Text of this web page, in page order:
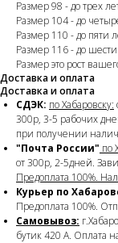
Размер 98 - до трех
Размер 104 - до
Размер 110 - до пяти
Размер 116 - до
Размер это рост
Доставка и оплата
Доставка и оплата
СДЭК: по Хабаровску:
300р, 3-5 рабочих
при получении
"Почта России" по
от 300р, 2-5дней.
Предоплата 100%.
Курьер по
Предоплата 100%.
Самовывоз:
бутик 420 А. Оплата